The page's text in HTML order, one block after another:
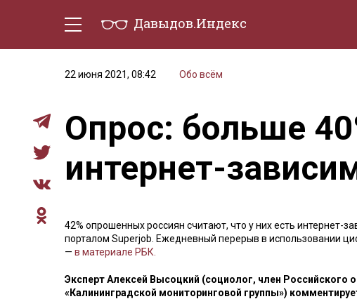
Давыдов.Индекс
22 июня 2021, 08:42
Обо всём
Опрос: больше
интернет-
42% опрошенных россиян считают, что у них есть интернет-
порталом Superjob. Ежедневный перерыв в использовании
— в материале РБК.
Эксперт Алексей Высоцкий (социолог, член Российского
«Калининградской мониторинговой группы»)